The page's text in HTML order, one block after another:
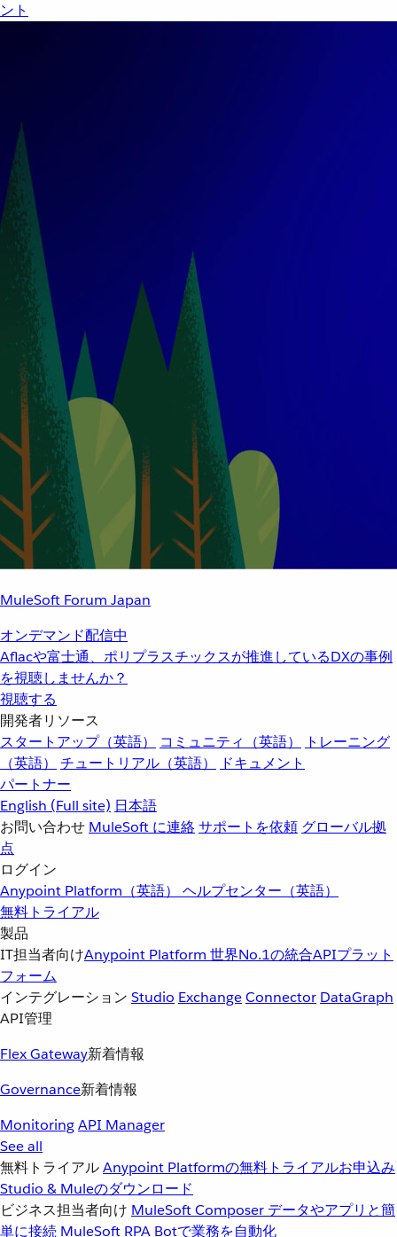
ント
MuleSoft Forum Japan
オンデマンド配信中
Aflacや富士通、ポリプラスチックスが推進しているDXの事例
を視聴しませんか？
視聴する
開発者リソース
スタートアップ（英語）
コミュニティ（英語）
トレーニング
（英語）
チュートリアル（英語）
ドキュメント
パートナー
English (Full site) 日本語
お問い合わせ MuleSoft に連絡サポートを依頼 グローバル拠
点
ログイン
Anypoint Platform（英語） ヘルプセンター（英語）
無料トライアル
製品
IT担当者向けAnypoint Platform 世界No.1の統合APIプラット
フォーム
インテグレーション Studio ExchangeConnector DataGraph
API管理
Flex Gateway新着情報
Governance新着情報
MonitoringAPI Manager
See all
無料トライアルAnypoint Platformの無料トライアルお申込み
Studio & Muleのダウンロード
ビジネス担当者向け MuleSoft Composer データやアプリと簡
単に接続 MuleSoft RPA Botで業務を自動化